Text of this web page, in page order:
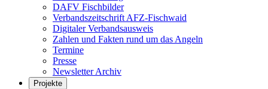
DAFV Fischbilder
Verbandszeitschrift AFZ-Fischwaid
Digitaler Verbandsausweis
Zahlen und Fakten rund um das Angeln
Termine
Presse
Newsletter Archiv
Projekte